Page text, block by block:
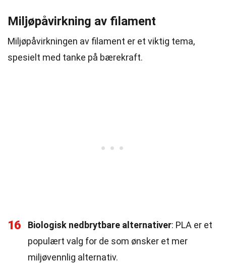
Miljøpåvirkning av filament
Miljøpåvirkningen av filament er et viktig tema,
spesielt med tanke på bærekraft.
16 Biologisk nedbrytbare alternativer: PLA er et
populært valg for de som ønsker et mer
miljøvennlig alternativ.